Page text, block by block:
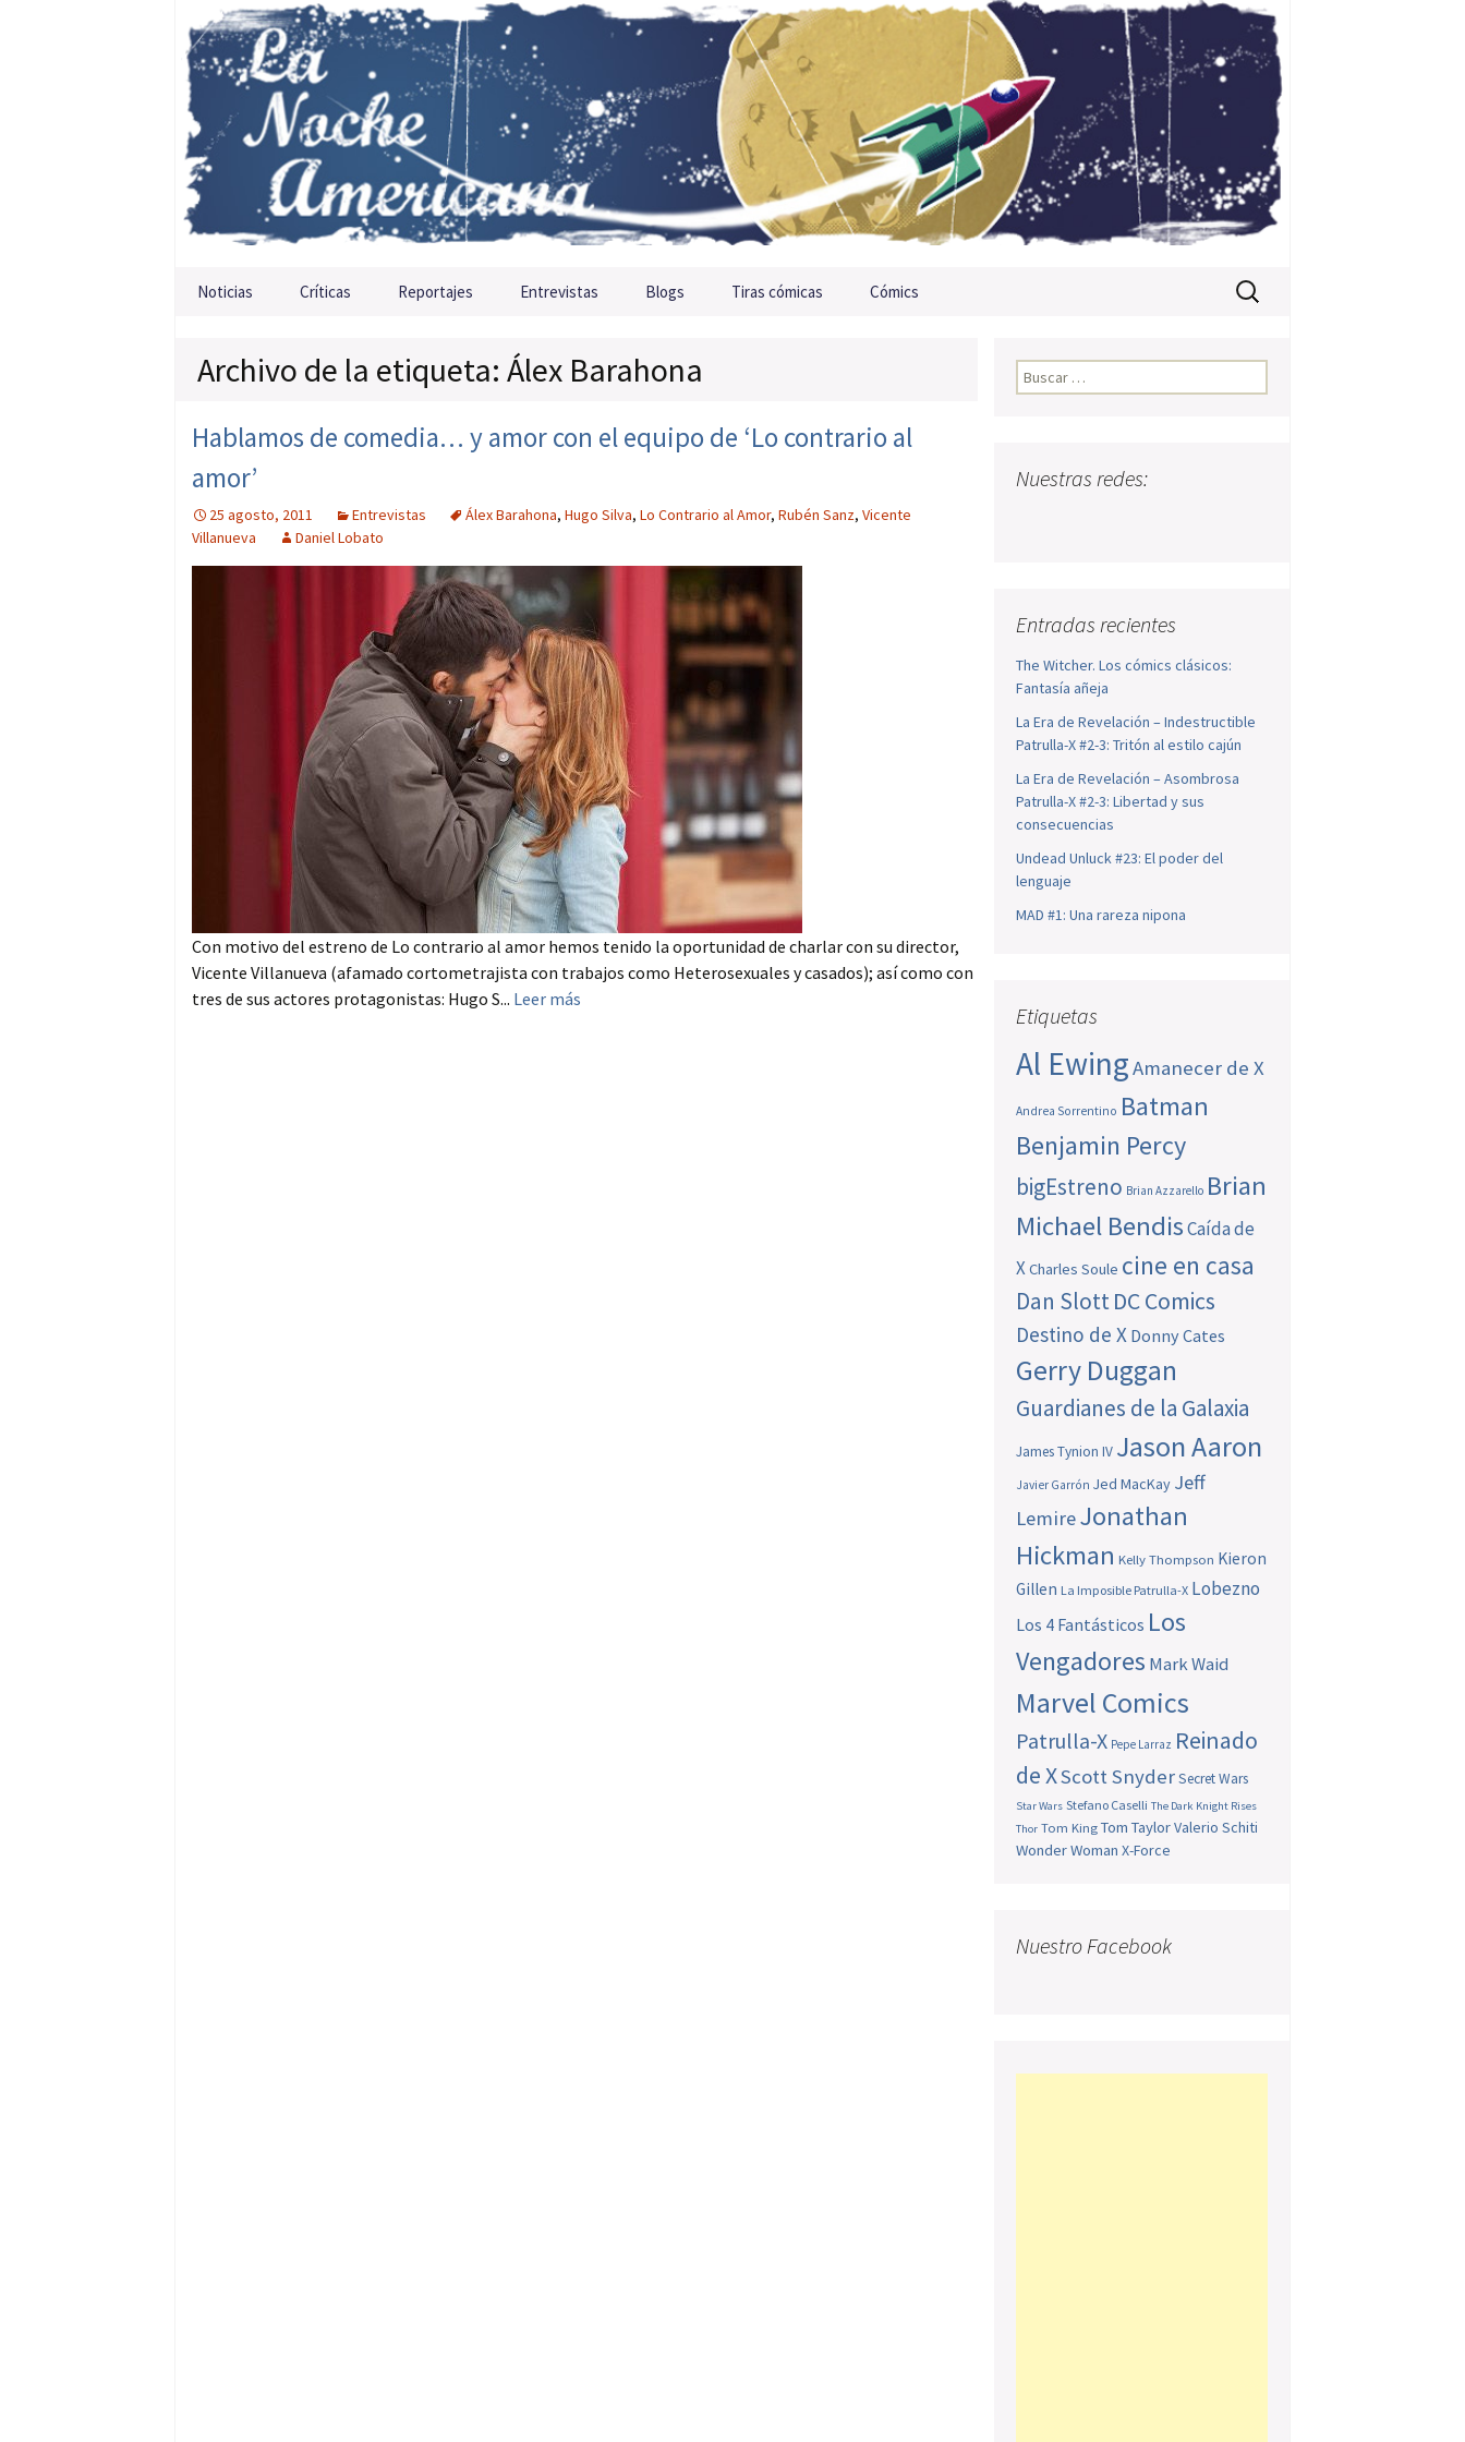
Saltar al contenido
Noticias Críticas Reportajes Entrevistas Blogs Tiras cómicas Cómics Buscar:
Archivo de la etiqueta: Álex Barahona
Hablamos de comedia… y amor con el equipo de ‘Lo contrario al
amor’
25 agosto, 2011 Entrevistas Álex Barahona, Hugo Silva, Lo Contrario al Amor, Rubén Sanz, Vicente
Villanueva
Daniel Lobato
Con motivo del estreno de Lo contrario al amor hemos tenido la oportunidad de charlar con su director,
Vicente Villanueva (afamado cortometrajista con trabajos como Heterosexuales y casados); así como con
tres de sus actores protagonistas: Hugo S... Leer más
Buscar:
Nuestras redes:
Entradas recientes
The Witcher. Los cómics clásicos:
Fantasía añeja
La Era de Revelación – Indestructible
Patrulla-X #2-3: Tritón al estilo cajún
La Era de Revelación – Asombrosa
Patrulla-X #2-3: Libertad y sus
consecuencias
Undead Unluck #23: El poder del
lenguaje
MAD #1: Una rareza nipona
Etiquetas
Al EwingAmanecer de X
Andrea Sorrentino Batman
Benjamin Percy
bigEstreno Brian Azzarello Brian
Michael BendisCaída de
XCharles Soule cine en casa
Dan SlottDC Comics
Destino de X Donny Cates
Gerry Duggan
Guardianes de la Galaxia
James Tynion IV Jason Aaron
Javier Garrón Jed MacKay Jeff
LemireJonathan
Hickman Kelly Thompson Kieron
Gillen La Imposible Patrulla-X Lobezno
Los 4 Fantásticos Los
Vengadores Mark Waid
Marvel Comics
Patrulla-X Pepe Larraz Reinado
de XScott SnyderSecret Wars
Star Wars Stefano Caselli The Dark Knight Rises
Thor Tom King Tom TaylorValerio Schiti
Wonder Woman X-Force
Nuestro Facebook